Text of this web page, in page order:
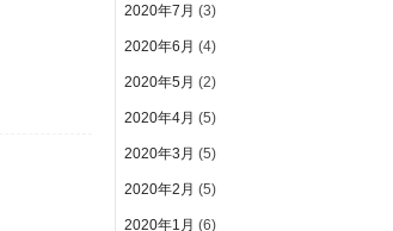
2020年7月 (3)
2020年6月 (4)
2020年5月 (2)
2020年4月 (5)
2020年3月 (5)
2020年2月 (5)
2020年1月 (6)